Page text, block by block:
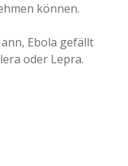
können.
Ebola gefällt
oder Lepra.